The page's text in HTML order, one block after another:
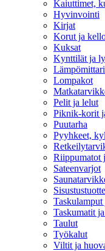
Kaiuttimet,
Hyvinvointi
Kirjat
Korut ja
Kuksat
Kynttilät ja
Lompakot
Pelit ja lelut
Piknik-korit
Puutarha
Pyyhkeet,
Riippumatot
Sateenvarjot
Taskulamput
Taskumatit
Taulut
Työkalut
Viltit ja